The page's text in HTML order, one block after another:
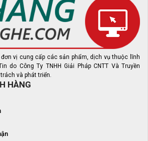
đơn vị cung cấp các sản phẩm, dịch vụ thuộc lĩnh
do Công Ty TNHH Giải Pháp CNTT Và Truyền
và phát triển.
HÀNG